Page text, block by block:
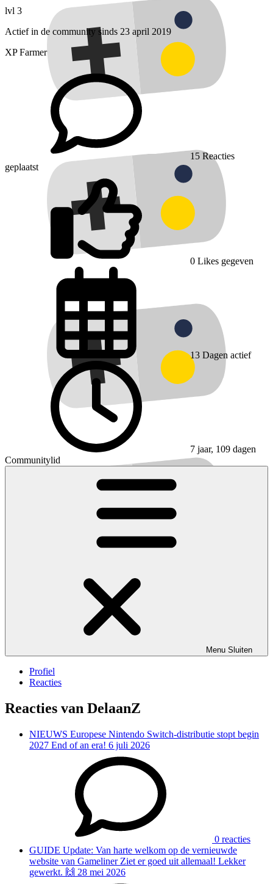
lvl 3
Actief in de community sinds 23 april 2019
XP Farmer
15 Reacties
geplaatst
0 Likes gegeven
13 Dagen actief
7 jaar, 109 dagen
Communitylid
Menu Sluiten
Profiel
Reacties
Reacties van DelaanZ
NIEUWS Europese Nintendo Switch-distributie stopt begin
2027 End of an era! 6 juli 2026
0 reacties
GUIDE Update: Van harte welkom op de vernieuwde
website van Gameliner Ziet er goed uit allemaal! Lekker
gewerkt. 🙌 28 mei 2026